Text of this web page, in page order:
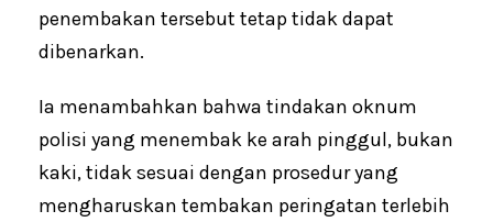
penembakan tersebut tetap tidak dapat
dibenarkan.
Ia menambahkan bahwa tindakan oknum
polisi yang menembak ke arah pinggul, bukan
kaki, tidak sesuai dengan prosedur yang
mengharuskan tembakan peringatan terlebih